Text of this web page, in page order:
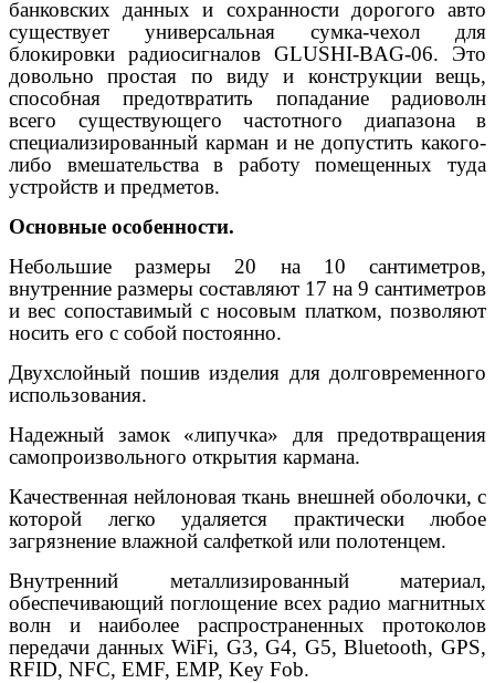
банковских данных и сохранности дорогого авто
существует универсальная сумка-чехол для
блокировки радиосигналов GLUSHI-BAG-06. Это
довольно простая по виду и конструкции вещь,
способная предотвратить попадание радиоволн
всего существующего частотного диапазона в
специализированный карман и не допустить какого-
либо вмешательства в работу помещенных туда
устройств и предметов.
Основные особенности.
Небольшие размеры 20 на 10 сантиметров,
внутренние размеры составляют 17 на 9 сантиметров
и вес сопоставимый с носовым платком, позволяют
носить его с собой постоянно.
Двухслойный пошив изделия для долговременного
использования.
Надежный замок «липучка» для предотвращения
самопроизвольного открытия кармана.
Качественная нейлоновая ткань внешней оболочки, с
которой легко удаляется практически любое
загрязнение влажной салфеткой или полотенцем.
Внутренний металлизированный материал,
обеспечивающий поглощение всех радио магнитных
волн и наиболее распространенных протоколов
передачи данных WiFi, G3, G4, G5, Bluetooth, GPS,
RFID, NFC, EMF, EMP, Key Fob.